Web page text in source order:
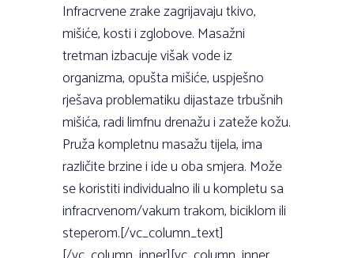
Infracrvene zrake zagrijavaju tkivo,
mišiće, kosti i zglobove. Masažni
tretman izbacuje višak vode iz
organizma, opušta mišiće, uspješno
rješava problematiku dijastaze trbušnih
mišića, radi limfnu drenažu i zateže kožu.
Pruža kompletnu masažu tijela, ima
različite brzine i ide u oba smjera. Može
se koristiti individualno ili u kompletu sa
infracrvenom/vakum trakom, biciklom ili
steperom.[/vc_column_text]